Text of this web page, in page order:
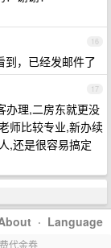
16
到，已经发邮件了
17
办理,二房东就更没
师比较专业,新办续
,还是很容易搞定
· Language
代金券